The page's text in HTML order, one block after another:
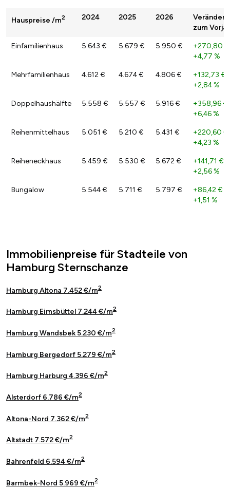
Hauspreise /m2 2024 2025 2026
zum
Einfamilienhaus 5.643 € 5.679 € 5.950 € +270,80 €
+4,77 %
Mehrfamilienhaus 4.612 € 4.674 € 4.806 € +132,73 €
+2,84 %
Doppelhaushälfte 5.558 € 5.557 € 5.916 € +358,96 €
+6,46 %
Reihenmittelhaus 5.051 € 5.210 € 5.431 € +220,60 €
+4,23 %
Reiheneckhaus 5.459 € 5.530 € 5.672 € +141,71 €
+2,56 %
Bungalow 5.544 € 5.711 € 5.797 € +86,42 €
+1,51 %
Immobilienpreise für Stadteile von
Hamburg Sternschanze
Hamburg Altona 7.452 €/m2
Hamburg Eimsbüttel 7.244 €/m2
Hamburg Wandsbek 5.230 €/m2
Hamburg Bergedorf 5.279 €/m2
Hamburg Harburg 4.396 €/m2
Alsterdorf 6.786 €/m2
Altona-Nord 7.362 €/m2
Altstadt 7.572 €/m2
Bahrenfeld 6.594 €/m2
Barmbek-Nord 5.969 €/m2